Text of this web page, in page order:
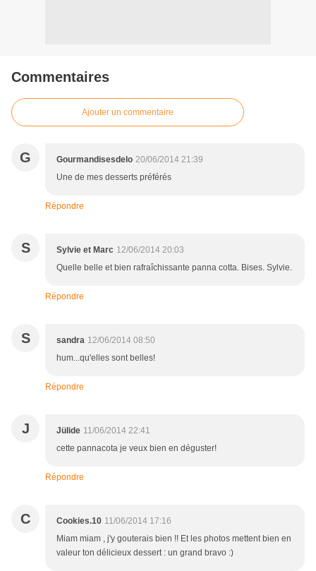
Commentaires
Ajouter un commentaire
G Gourmandisesdelo 20/06/2014 21:39
Une de mes desserts préférés
Répondre
S Sylvie et Marc 12/06/2014 20:03
Quelle belle et bien rafraîchissante panna cotta. Bises. Sylvie.
Répondre
S sandra 12/06/2014 08:50
hum...qu'elles sont belles!
Répondre
J Jülide 11/06/2014 22:41
cette pannacota je veux bien en déguster!
Répondre
C Cookies.10 11/06/2014 17:16
Miam miam , j'y gouterais bien !! Et les photos mettent bien en
valeur ton délicieux dessert : un grand bravo :)